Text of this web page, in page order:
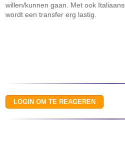
willen/kunnen gaan. Met ook
wordt een transfer erg lastig.